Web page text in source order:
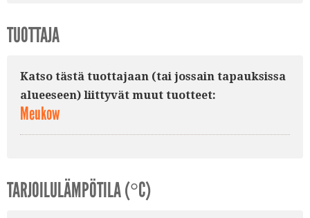
TUOTTAJA
Katso tästä tuottajaan (tai jossain tapauksissa
alueeseen) liittyvät muut tuotteet:
Meukow
TARJOILULÄMPÖTILA (°C)